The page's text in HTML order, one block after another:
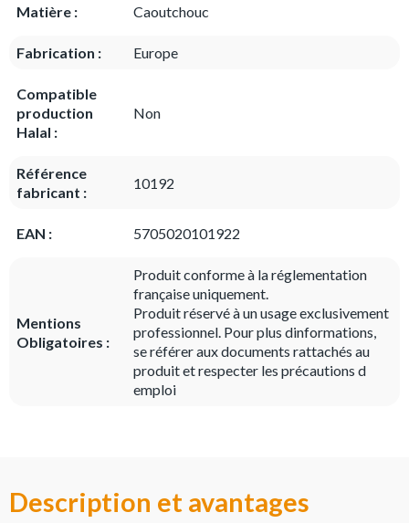
Matière : Caoutchouc
Fabrication : Europe
Compatible
production
Halal :
Non
Référence
fabricant :
10192
EAN : 5705020101922
Mentions
Obligatoires :
Produit conforme à la réglementation
française uniquement.
Produit réservé à un usage exclusivement
professionnel. Pour plus dinformations,
se référer aux documents rattachés au
produit et respecter les précautions d
emploi
Description et avantages